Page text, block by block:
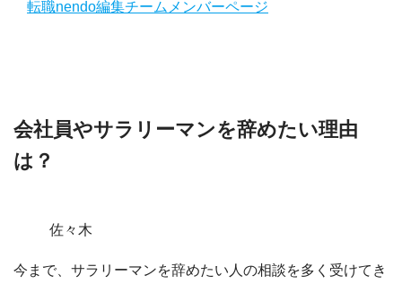
転職nendo編集チームメンバーページ
会社員やサラリーマンを辞めたい理由
は？
佐々木
今まで、サラリーマンを辞めたい人の相談を多く受けてき